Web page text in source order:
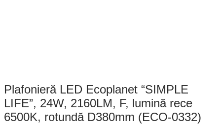
Plafonieră LED Ecoplanet “SIMPLE
LIFE”, 24W, 2160LM, F, lumină rece
6500K, rotundă D380mm (ECO-0332)